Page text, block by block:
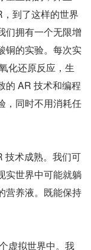
到了这样的世界
们拥有一个无限增
铜的实验。每次实
化还原反应，生
的 AR 技术和编程
，同时不用消耗任
技术成熟。我们可
实世界中可能就躺
营养液。既能保持
虚拟世界中。我